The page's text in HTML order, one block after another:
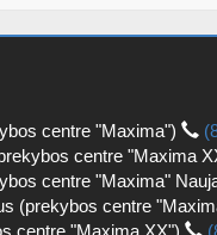
centre "Maxima")
centre "Maxima
centre "Maxima"
(prekybos centre
centre "Maxima XX")